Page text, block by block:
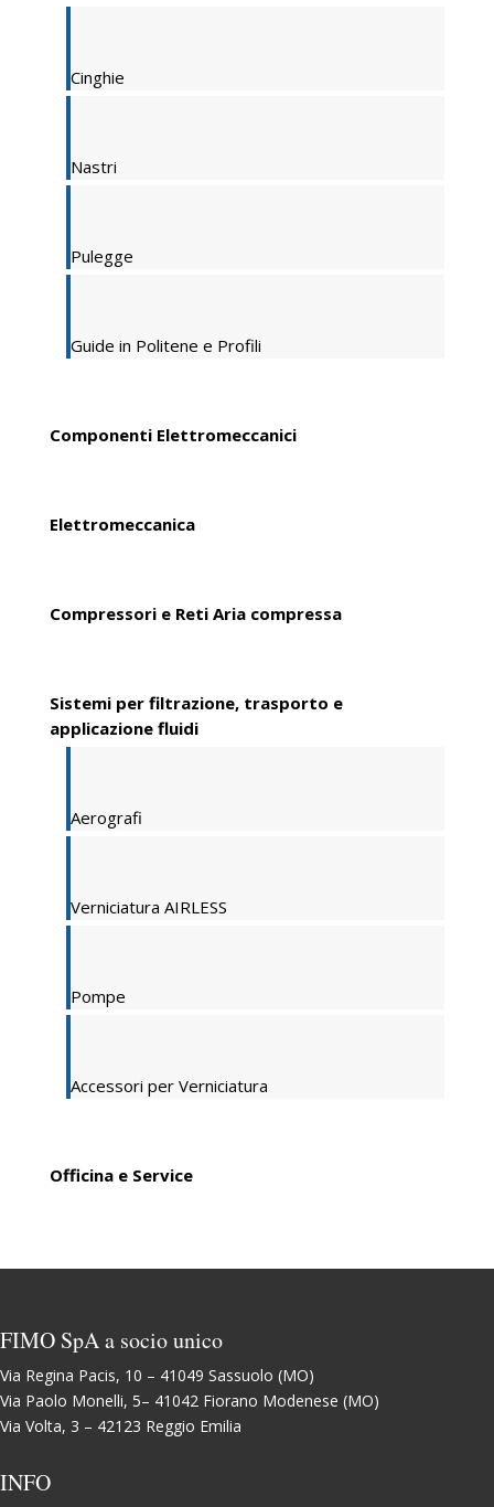
Cinghie
Nastri
Pulegge
Guide in Politene e Profili
Componenti Elettromeccanici
Elettromeccanica
Compressori e Reti Aria compressa
Sistemi per filtrazione, trasporto e
applicazione fluidi
Aerografi
Verniciatura AIRLESS
Pompe
Accessori per Verniciatura
Officina e Service
FIMO SpA a socio unico
Via Regina Pacis, 10 – 41049 Sassuolo (MO)
Via Paolo Monelli, 5– 41042 Fiorano Modenese (MO)
Via Volta, 3 – 42123 Reggio Emilia
INFO